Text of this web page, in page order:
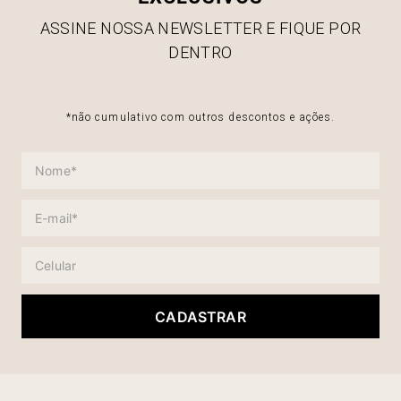
ASSINE NOSSA NEWSLETTER E FIQUE POR
DENTRO
*não cumulativo com outros descontos e ações.
CADASTRAR